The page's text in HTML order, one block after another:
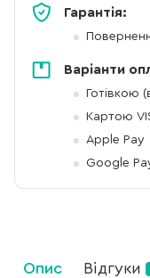
Гарантія:
Варіанти
Готівкою
Картою
Apple Pay
Google
Опис Відгуки